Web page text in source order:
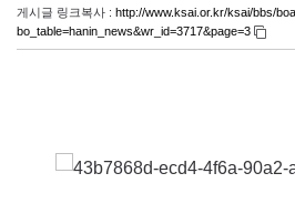
게시글 링크복사 : http://www.ksai.or.kr/ksai/bbs/
bo_table=hanin_news&wr_id=3717&page=3